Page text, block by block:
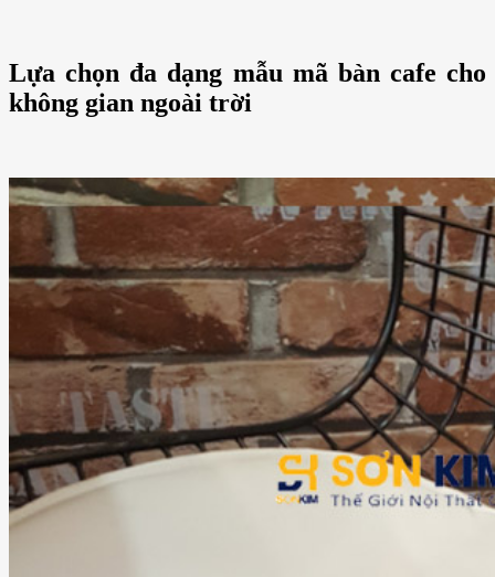
Lựa chọn đa dạng mẫu mã bàn cafe cho
không gian ngoài trời